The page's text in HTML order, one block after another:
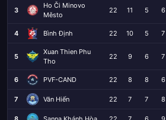
3
Ho Či Minovo
Město
22 11 5 6
4 Bình Định 22 10 5 7
5
Xuan Thien Phu
Tho
22 9 6 7
6 PVF-CAND 22 8 8 6
7 Văn Hiến 22 7 7 8